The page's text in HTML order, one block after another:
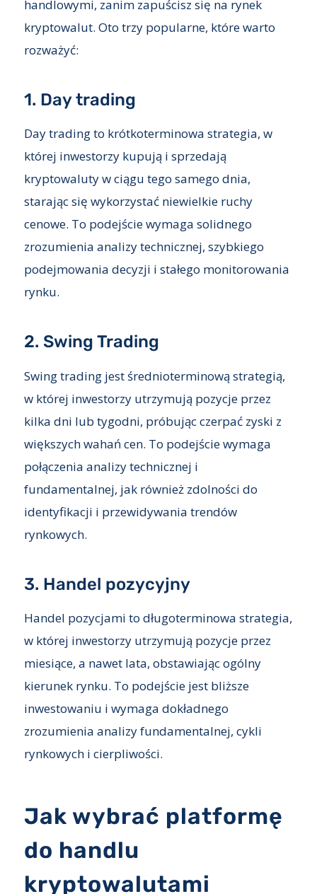
handlowymi, zanim zapuścisz się na rynek
kryptowalut. Oto trzy popularne, które warto
rozważyć:
1. Day trading
Day trading to krótkoterminowa strategia, w
której inwestorzy kupują i sprzedają
kryptowaluty w ciągu tego samego dnia,
starając się wykorzystać niewielkie ruchy
cenowe. To podejście wymaga solidnego
zrozumienia analizy technicznej, szybkiego
podejmowania decyzji i stałego monitorowania
rynku.
2. Swing Trading
Swing trading jest średnioterminową strategią,
w której inwestorzy utrzymują pozycje przez
kilka dni lub tygodni, próbując czerpać zyski z
większych wahań cen. To podejście wymaga
połączenia analizy technicznej i
fundamentalnej, jak również zdolności do
identyfikacji i przewidywania trendów
rynkowych.
3. Handel pozycyjny
Handel pozycjami to długoterminowa strategia,
w której inwestorzy utrzymują pozycje przez
miesiące, a nawet lata, obstawiając ogólny
kierunek rynku. To podejście jest bliższe
inwestowaniu i wymaga dokładnego
zrozumienia analizy fundamentalnej, cykli
rynkowych i cierpliwości.
Jak wybrać platformę
do handlu
kryptowalutami